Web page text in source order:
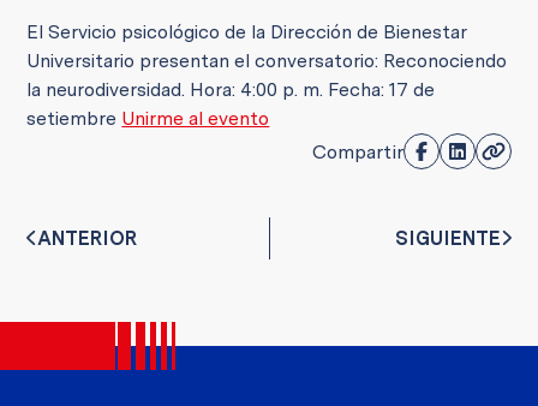
El Servicio psicológico de la Dirección de Bienestar
Universitario presentan el conversatorio: Reconociendo
la neurodiversidad. Hora: 4:00 p. m. Fecha: 17 de
setiembre Unirme al evento
Compartir
ANTERIOR SIGUIENTE